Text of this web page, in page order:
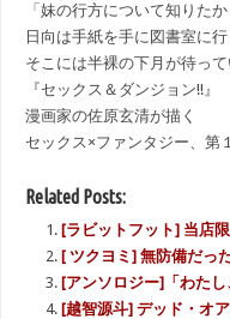
「妹の行方について知りた
日向は手紙を手に図書室に行
そこには半裸の下月が待っ
『セックス＆ダンジョン!!』
漫画家の佐原玄清が描く
セックス×ファンタジー、第
Related Posts:
[ラビットフット] 当店
[ ツクヨミ] 無防備だっ
[アンソロジー]「わた
[越智源斗] デッド・オ